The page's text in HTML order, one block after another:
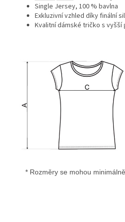
Single Jersey, 100 % bavlna
Exkluzivní vzhled díky finální
Kvalitní dámské tričko s vyšší
* Rozměry se mohou